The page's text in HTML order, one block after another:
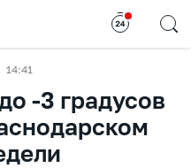
14:41
-3 градусов